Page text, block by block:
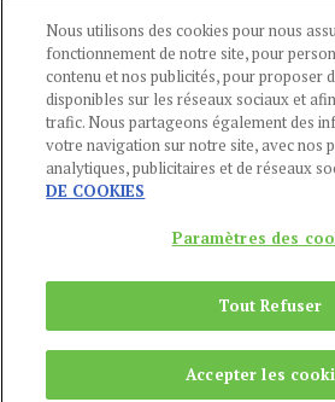
LIENS UTILES
CGU-POLITIQUE DE CONFIDENTIALITÉ -
MENTIONS LÉGALES -
CONTACT
Du Lundi au Vendredi, 9h-13h
Copyright © 2024
REMONTER
Nous utilisons des cookies pour nous
fonctionnement de notre site, pour
contenu et nos publicités, pour proposer
disponibles sur les réseaux sociaux et
trafic. Nous partageons également des
votre navigation sur notre site, avec nos
analytiques, publicitaires et de réseaux
DE COOKIES
Paramètres des
Tout Refuser
Accepter les